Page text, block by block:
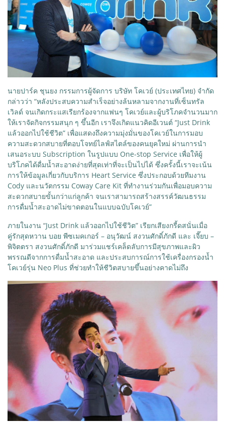
นายปาร์ค ชุนยง กรรมการผู้จัดการ บริษัท โคเวย์ (ประเทศไทย) จำกัด
กล่าวว่า “หลังประสบความสำเร็จอย่างล้นหลามจากงานที่เซ็นทรัล
เวิลด์ จนเกิดกระแสเรียกร้องจากแฟนๆ โคเวย์และผู้บริโภคจำนวนมาก
ให้เราจัดกิจกรรมสนุก ๆ ขึ้นอีก เราจึงเกิดแนวคิดอีเวนต์ “Just Drink
แล้วออกไปใช้ชีวิต” เพื่อแสดงถึงความมุ่งมั่นของโคเวย์ในการมอบ
ความสะดวกสบายที่ตอบโจทย์ไลฟ์สไตล์ของคนยุคใหม่ ผ่านการนำ
เสนอระบบ Subscription ในรูปแบบ One-stop Service เพื่อให้ผู้
บริโภคได้ดื่มน้ำสะอาดง่ายที่สุดเท่าที่จะเป็นไปได้ ซึ่งครั้งนี้เราจะเน้น
การให้ข้อมูลเกี่ยวกับบริการ Heart Service ซึ่งประกอบด้วยทีมงาน
Cody และนวัตกรรม Coway Care Kit ที่ทำงานร่วมกันเพื่อมอบความ
สะดวกสบายขั้นกว่าแก่ลูกค้า จนเราสามารถสร้างสรรค์วัฒนธรรม
การดื่มน้ำสะอาดไม่ขาดตอนในแบบฉบับโคเวย์”
ภายในงาน “Just Drink แล้วออกไปใช้ชีวิต” เรียกเสียงกรี้ดสนั่นเมื่อ
คู่รักสุดหวาน บอย พีซเมคเกอร์ – อนุวัฒน์ สงวนศักดิ์ภักดี และ เจี๊ยบ –
พิจิตตรา สงวนศักดิ์ภักดี มาร่วมแชร์เคล็ดลับการมีสุขภาพและผิว
พรรณดีจากการดื่มน้ำสะอาด และประสบการณ์การใช้เครื่องกรองน้ำ
โคเวย์รุ่น Neo Plus ที่ช่วยทำให้ชีวิตสบายขึ้นอย่างคาดไม่ถึง